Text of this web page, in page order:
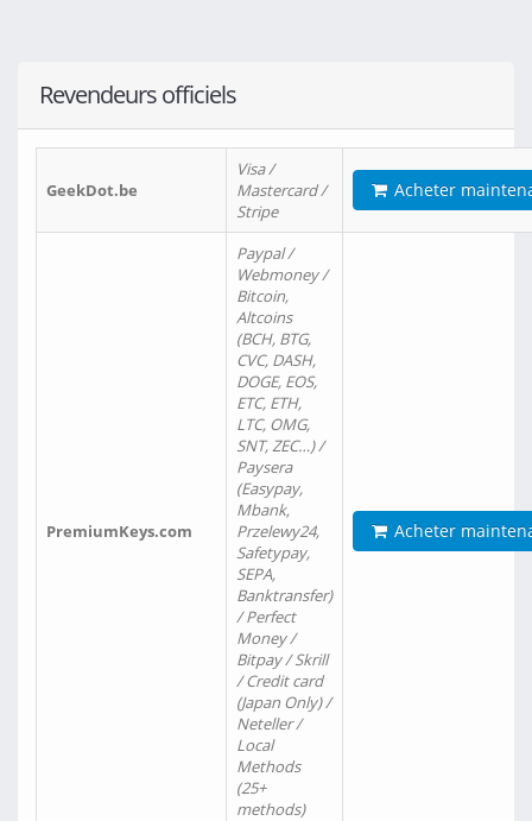
Revendeurs officiels
GeekDot.be
Visa /
Mastercard /
Stripe
Acheter
PremiumKeys.com
Paypal /
Webmoney /
Bitcoin,
Altcoins
(BCH, BTG,
CVC, DASH,
DOGE, EOS,
ETC, ETH,
LTC, OMG,
SNT, ZEC…) /
Paysera
(Easypay,
Mbank,
Przelewy24,
Safetypay,
SEPA,
Banktransfer)
/ Perfect
Money /
Bitpay / Skrill
/ Credit card
(Japan Only) /
Neteller /
Local
Methods
(25+
methods)
Acheter